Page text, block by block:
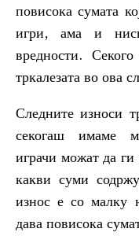
повисока сумата
игри, ама и
вредности.
тркалезата во ова
Следните износи
секогаш имаме
играчи можат да
какви суми
износ е со малку
дава повисока